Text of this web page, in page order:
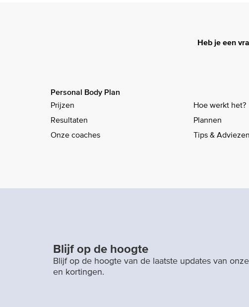
Heb je een
Personal Body Plan
Prijzen
Hoe werkt het?
Resultaten
Plannen
Onze coaches
Tips & Adviezen
Blijf op de hoogte
Blijf op de hoogte van de laatste updates van
en kortingen.